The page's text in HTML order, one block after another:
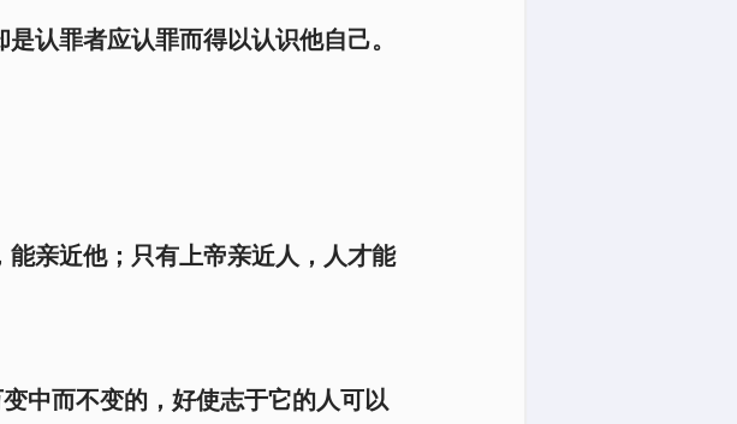
认罪者应认罪而得以认识他自己。
亲近他；只有上帝亲近人，人才能
中而不变的，好使志于它的人可以